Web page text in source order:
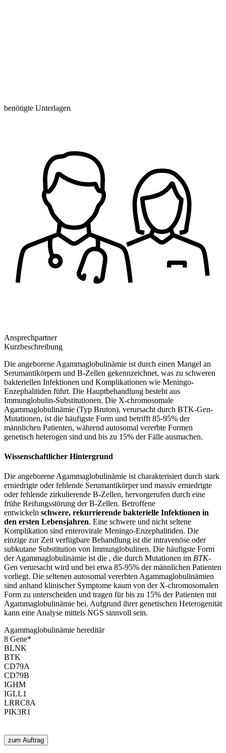
benötigte Unterlagen
Ansprechpartner
Kurzbeschreibung
Die angeborene Agammaglobulinämie ist durch einen Mangel an
Serumantikörpern und B-Zellen gekennzeichnet, was zu schweren
bakteriellen Infektionen und Komplikationen wie Meningo-
Enzephalitiden führt. Die Hauptbehandlung besteht aus
Immunglobulin-Substitutionen. Die X-chromosomale
Agammaglobulinämie (Typ Bruton), verursacht durch BTK-Gen-
Mutationen, ist die häufigste Form und betrifft 85-95% der
männlichen Patienten, während autosomal vererbte Formen
genetisch heterogen sind und bis zu 15% der Fälle ausmachen.
Wissenschaftlicher Hintergrund
Die angeborene Agammaglobulinämie ist charakterisiert durch stark
erniedrigte oder fehlende Serumantikörper und massiv erniedrigte
oder fehlende zirkulierende B-Zellen, hervorgerufen durch eine
frühe Reifungsstörung der B-Zellen. Betroffene
entwickeln schwere, rekurrierende bakterielle Infektionen in
den ersten Lebensjahren. Eine schwere und nicht seltene
Komplikation sind enterovirale Meningo-Enzephalitiden. Die
einzige zur Zeit verfügbare Behandlung ist die intravenöse oder
subkutane Substitution von Immunglobulinen. Die häufigste Form
der Agammaglobulinämie ist die , die durch Mutationen im BTK-
Gen verursacht wird und bei etwa 85-95% der männlichen Patienten
vorliegt. Die seltenen autosomal vererbten Agammaglobulinämien
sind anhand klinischer Symptome kaum von der X-chromosomalen
Form zu unterscheiden und tragen für bis zu 15% der Patienten mit
Agammaglobulinämie bei. Aufgrund ihrer genetischen Heterogenität
kann eine Analyse mittels NGS sinnvoll sein.
Agammaglobulinämie hereditär
8 Gene*
BLNK
BTK
CD79A
CD79B
IGHM
IGLL1
LRRC8A
PIK3R1
zum Auftrag